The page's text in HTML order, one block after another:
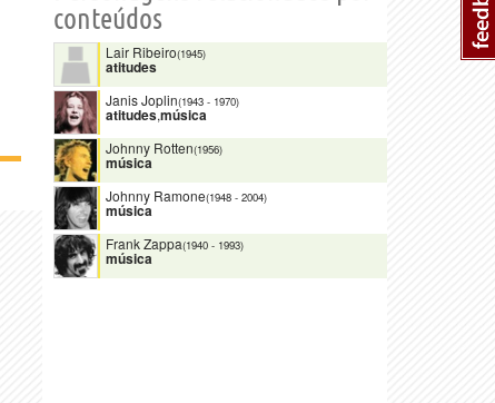
conteúdos
Lair Ribeiro(1945)
atitudes
Janis Joplin(1943 - 1970)
atitudes,música
Johnny Rotten(1956)
música
Johnny Ramone(1948 - 2004)
música
Frank Zappa(1940 - 1993)
música